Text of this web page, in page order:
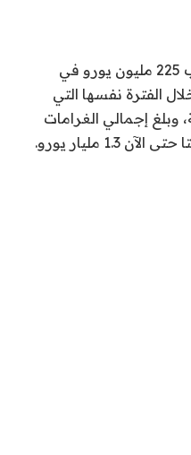
وغرمت المفوضية أيضا واتساب 225 مليون يورو في
خلال الفترة نفسها التي
وبلغ إجمالي الغرامات
مليار يورو.